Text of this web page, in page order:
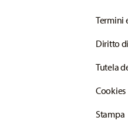
Termini
Diritto
Tutela
Cookies
Stampa